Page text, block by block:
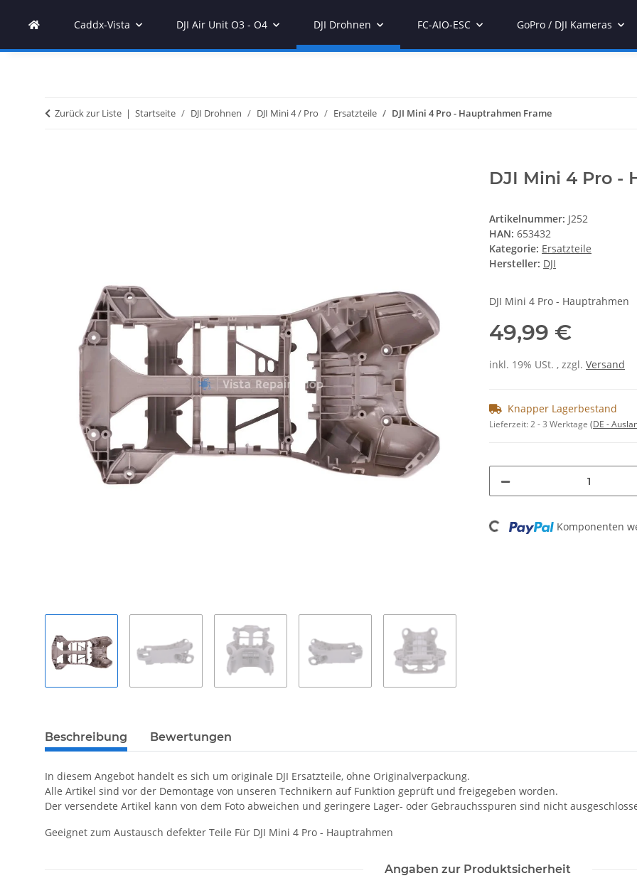
Caddx-Vista DJI Air Unit O3 - O4 DJI Drohnen FC-AIO-ESC GoPro / DJI Kameras
Zurück zur Liste Startseite DJI Drohnen DJI Mini 4 / Pro Ersatzteile DJI Mini 4 Pro - Hauptrahmen Frame
DJI Mini 4 Pro -
Artikelnummer: J252
HAN: 653432
Kategorie: Ersatzteile
Hersteller: DJI
DJI Mini 4 Pro - Hauptrahmen
49,99 €
inkl. 19% USt. , zzgl. Versand
Knapper Lagerbestand
Lieferzeit:2 - 3 Werktage (DE -
Loading... Komponenten
Beschreibung Bewertungen
In diesem Angebot handelt es sich um originale DJI Ersatzteile, ohne Originalverpackung.
Alle Artikel sind vor der Demontage von unseren Technikern auf Funktion geprüft und freigegeben worden.
Der versendete Artikel kann von dem Foto abweichen und geringere Lager- oder Gebrauchsspuren sind nicht
Geeignet zum Austausch defekter Teile Für DJI Mini 4 Pro - Hauptrahmen
Angaben zur Produktsicherheit